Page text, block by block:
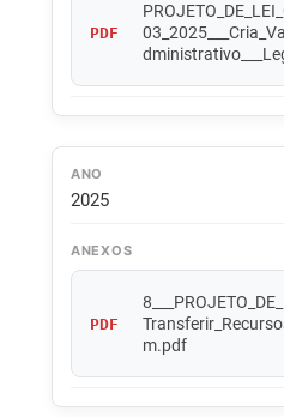
PDF
ANO
2025
ANEXOS
PDF
m.pdf